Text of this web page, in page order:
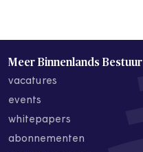
Meer Binnenlands Bestuur
vacatures
events
whitepapers
abonnementen